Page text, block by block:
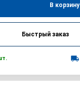
В корзину
Быстрый заказ